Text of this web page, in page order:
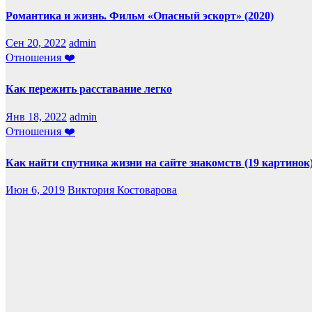
Романтика и жизнь. Фильм «Опасный эскорт» (2020)
Сен 20, 2022 admin
Отношения ❤️
Как пережить расставание легко
Янв 18, 2022 admin
Отношения ❤️
Как найти спутника жизни на сайте знакомств (19
Июн 6, 2019 Виктория Костоварова